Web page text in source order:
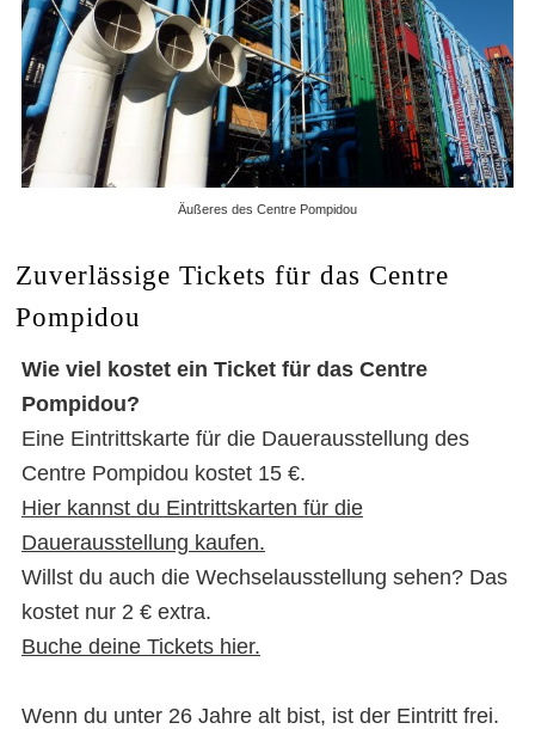
Äußeres des Centre Pompidou
Zuverlässige Tickets für das Centre
Pompidou
Wie viel kostet ein Ticket für das Centre
Pompidou?
Eine Eintrittskarte für die Dauerausstellung des
Centre Pompidou kostet 15 €.
Hier kannst du Eintrittskarten für die
Dauerausstellung kaufen.
Willst du auch die Wechselausstellung sehen? Das
kostet nur 2 € extra.
Buche deine Tickets hier.
Wenn du unter 26 Jahre alt bist, ist der Eintritt frei.